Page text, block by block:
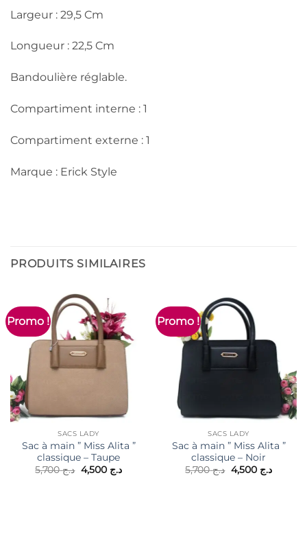
Largeur : 29,5 Cm
Longueur : 22,5 Cm
Bandoulière réglable.
Compartiment interne : 1
Compartiment externe : 1
Marque : Erick Style
PRODUITS SIMILAIRES
Promo !
SACS LADY
Sac à main ” Miss Alita ”
classique – Taupe
د.ج5,700
Le
prix
د.ج 4,500
Le
Promo !
SACS LADY
Sac à main ” Miss Alita ”
classique – Noir
د.ج5,700
Le
prix
د.ج 4,500
Le